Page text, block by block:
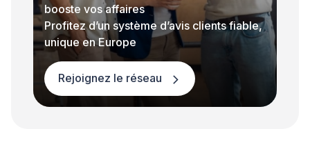
booste vos affaires
Profitez d’un système d’avis clients fiable,
unique en Europe
Rejoignez le réseau